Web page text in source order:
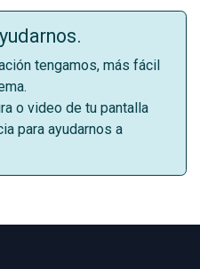
tengamos, más fácil
o video de tu pantalla
para ayudarnos a